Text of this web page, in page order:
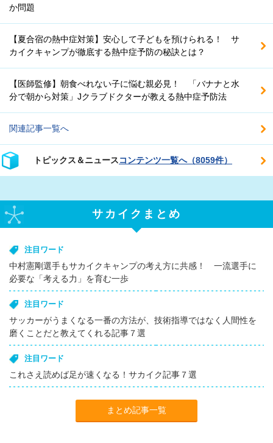
か問題
【夏合宿の熱中症対策】安心して子どもを預けられる！ サ
カイクキャンプが徹底する熱中症予防の秘訣とは？
【医師監修】朝食べれない子に悩む親必見！ 「バナナと水
分で朝から対策」Jクラブドクターが教える熱中症予防法
関連記事一覧へ
トピックス＆ニュースコンテンツ一覧へ（8059件）
サカイクまとめ
注目ワード
中村憲剛選手もサカイクキャンプの考え方に共感！ 一流選手に
必要な「考える力」を育む一歩
注目ワード
サッカーがうまくなる一番の方法が、技術指導ではなく人間性を
磨くことだと教えてくれる記事７選
注目ワード
これさえ読めば足が速くなる！サカイク記事７選
まとめ記事一覧